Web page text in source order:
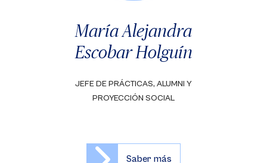
María Alejandra
Escobar Holguín
JEFE DE PRÁCTICAS, ALUMNI Y
PROYECCIÓN SOCIAL
Saber más